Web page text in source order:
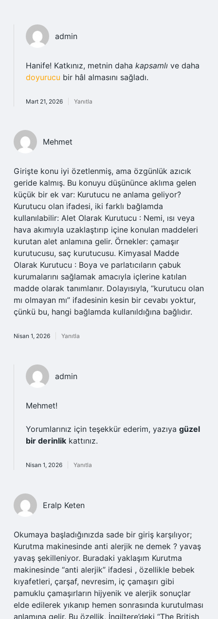
admin
Hanife! Katkınız, metnin daha kapsamlı ve daha
doyurucu bir hâl almasını sağladı.
Mart 21, 2026 Yanıtla
Mehmet
Girişte konu iyi özetlenmiş, ama özgünlük azıcık
geride kalmış. Bu konuyu düşününce aklıma gelen
küçük bir ek var: Kurutucu ne anlama geliyor?
Kurutucu olan ifadesi, iki farklı bağlamda
kullanılabilir: Alet Olarak Kurutucu : Nemi, ısı veya
hava akımıyla uzaklaştırıp içine konulan maddeleri
kurutan alet anlamına gelir. Örnekler: çamaşır
kurutucusu, saç kurutucusu. Kimyasal Madde
Olarak Kurutucu : Boya ve parlatıcıların çabuk
kurumalarını sağlamak amacıyla içlerine katılan
madde olarak tanımlanır. Dolayısıyla, “kurutucu olan
mı olmayan mı” ifadesinin kesin bir cevabı yoktur,
çünkü bu, hangi bağlamda kullanıldığına bağlıdır.
Nisan 1, 2026 Yanıtla
admin
Mehmet!
Yorumlarınız için teşekkür ederim, yazıya güzel
bir derinlik kattınız.
Nisan 1, 2026 Yanıtla
Eralp Keten
Okumaya başladığınızda sade bir giriş karşılıyor;
Kurutma makinesinde anti alerjik ne demek ? yavaş
yavaş şekilleniyor. Buradaki yaklaşım Kurutma
makinesinde “anti alerjik” ifadesi , özellikle bebek
kıyafetleri, çarşaf, nevresim, iç çamaşırı gibi
pamuklu çamaşırların hijyenik ve alerjik sonuçlar
elde edilerek yıkanıp hemen sonrasında kurutulması
anlamına gelir. Bu özellik, İngiltere’deki “The British